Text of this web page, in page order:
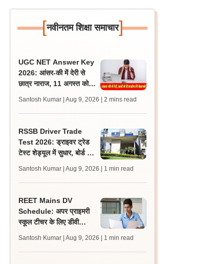
[नवीनतम शिक्षा समाचार]
UGC NET Answer Key
2026: आंसर-की में देरी से
छात्र नाराज, 11 अगस्त को
Santosh Kumar | Aug 9, 2026 | 2 mins read
RSSB Driver Trade
Test 2026: ड्राइवर ट्रेड
टेस्ट शेड्यूल में सुधार, बोर्ड ने
Santosh Kumar | Aug 9, 2026 | 1 min read
REET Mains DV
Schedule: अपर प्राइमरी
स्कूल टीचर के लिए डीवी
प्रक्रिया 12 अगस्त से शुरू
Santosh Kumar | Aug 9, 2026 | 1 min read